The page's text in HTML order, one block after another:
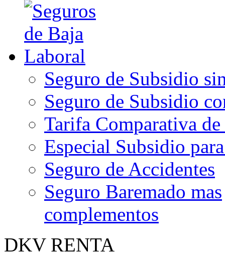
Seguro de Subsidio
Seguro de Subsidio
Tarifa Comparativa
Especial Subsidio
Seguro de Accidentes
Seguro Baremado mas
complementos
DKV RENTA